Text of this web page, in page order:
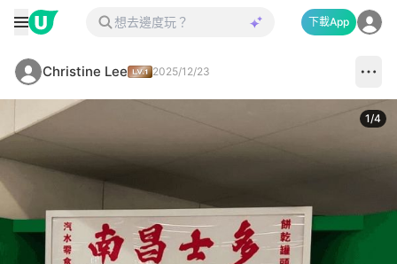
下載App
Christine Lee 2025/12/23
1/4